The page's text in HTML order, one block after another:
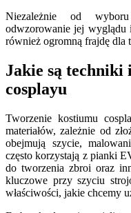
Niezależnie od
odwzorowanie jej wyglądu
również ogromną frajdę dla
Jakie są techniki
cosplayu
Tworzenie kostiumu
materiałów, zależnie od
obejmują szycie,
często korzystają z pianki
do tworzenia zbroi oraz
kluczowe przy szyciu
właściwości, jakie chcemy